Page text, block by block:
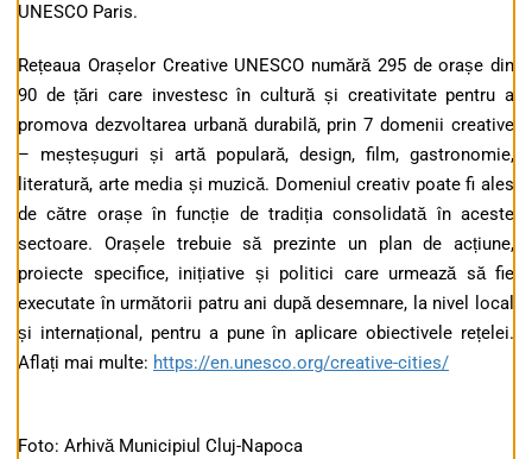
UNESCO Paris.
Rețeaua Orașelor Creative UNESCO numără 295 de orașe din
90 de țări care investesc în cultură și creativitate pentru a
promova dezvoltarea urbană durabilă, prin 7 domenii creative
– meșteșuguri și artă populară, design, film, gastronomie,
literatură, arte media și muzică. Domeniul creativ poate fi ales
de către orașe în funcție de tradiția consolidată în aceste
sectoare. Orașele trebuie să prezinte un plan de acțiune,
proiecte specifice, inițiative și politici care urmează să fie
executate în următorii patru ani după desemnare, la nivel local
și internațional, pentru a pune în aplicare obiectivele rețelei.
Aflați mai multe: https://en.unesco.org/creative-cities/
Foto: Arhivă Municipiul Cluj-Napoca